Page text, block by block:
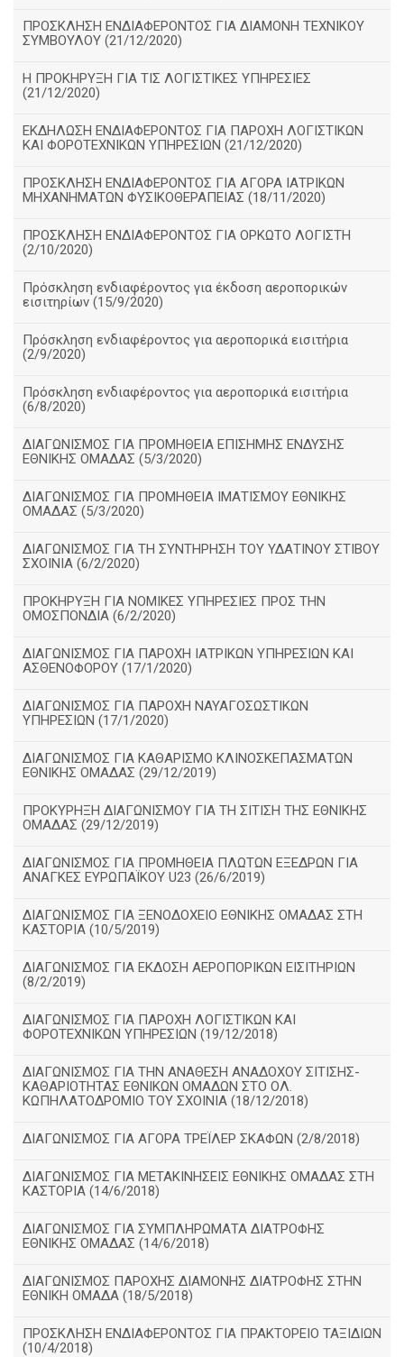
ΠΡΟΣΚΛΗΣΗ ΕΝΔΙΑΦΕΡΟΝΤΟΣ ΓΙΑ ΔΙΑΜΟΝΗ ΤΕΧΝΙΚΟΥ
ΣΥΜΒΟΥΛΟΥ (21/12/2020)
Η ΠΡΟΚΗΡΥΞΗ ΓΙΑ ΤΙΣ ΛΟΓΙΣΤΙΚΕΣ ΥΠΗΡΕΣΙΕΣ
(21/12/2020)
ΕΚΔΗΛΩΣΗ ΕΝΔΙΑΦΕΡΟΝΤΟΣ ΓΙΑ ΠΑΡΟΧΗ ΛΟΓΙΣΤΙΚΩΝ
ΚΑΙ ΦΟΡΟΤΕΧΝΙΚΩΝ ΥΠΗΡΕΣΙΩΝ (21/12/2020)
ΠΡΟΣΚΛΗΣΗ ΕΝΔΙΑΦΕΡΟΝΤΟΣ ΓΙΑ ΑΓΟΡΑ ΙΑΤΡΙΚΩΝ
ΜΗΧΑΝΗΜΑΤΩΝ ΦΥΣΙΚΟΘΕΡΑΠΕΙΑΣ (18/11/2020)
ΠΡΟΣΚΛΗΣΗ ΕΝΔΙΑΦΕΡΟΝΤΟΣ ΓΙΑ ΟΡΚΩΤΟ ΛΟΓΙΣΤΗ
(2/10/2020)
Πρόσκληση ενδιαφέροντος για έκδοση αεροπορικών
εισιτηρίων (15/9/2020)
Πρόσκληση ενδιαφέροντος για αεροπορικά εισιτήρια
(2/9/2020)
Πρόσκληση ενδιαφέροντος για αεροπορικά εισιτήρια
(6/8/2020)
ΔΙΑΓΩΝΙΣΜΟΣ ΓΙΑ ΠΡΟΜΗΘΕΙΑ ΕΠΙΣΗΜΗΣ ΕΝΔΥΣΗΣ
ΕΘΝΙΚΗΣ ΟΜΑΔΑΣ (5/3/2020)
ΔΙΑΓΩΝΙΣΜΟΣ ΓΙΑ ΠΡΟΜΗΘΕΙΑ ΙΜΑΤΙΣΜΟΥ ΕΘΝΙΚΗΣ
ΟΜΑΔΑΣ (5/3/2020)
ΔΙΑΓΩΝΙΣΜΟΣ ΓΙΑ ΤΗ ΣΥΝΤΗΡΗΣΗ ΤΟΥ ΥΔΑΤΙΝΟΥ ΣΤΙΒΟΥ
ΣΧΟΙΝΙΑ (6/2/2020)
ΠΡΟΚΗΡΥΞΗ ΓΙΑ ΝΟΜΙΚΕΣ ΥΠΗΡΕΣΙΕΣ ΠΡΟΣ ΤΗΝ
ΟΜΟΣΠΟΝΔΙΑ (6/2/2020)
ΔΙΑΓΩΝΙΣΜΟΣ ΓΙΑ ΠΑΡΟΧΗ ΙΑΤΡΙΚΩΝ ΥΠΗΡΕΣΙΩΝ ΚΑΙ
ΑΣΘΕΝΟΦΟΡΟΥ (17/1/2020)
ΔΙΑΓΩΝΙΣΜΟΣ ΓΙΑ ΠΑΡΟΧΗ ΝΑΥΑΓΟΣΩΣΤΙΚΩΝ
ΥΠΗΡΕΣΙΩΝ (17/1/2020)
ΔΙΑΓΩΝΙΣΜΟΣ ΓΙΑ ΚΑΘΑΡΙΣΜΟ ΚΛΙΝΟΣΚΕΠΑΣΜΑΤΩΝ
ΕΘΝΙΚΗΣ ΟΜΑΔΑΣ (29/12/2019)
ΠΡΟΚΥΡΗΞΗ ΔΙΑΓΩΝΙΣΜΟΥ ΓΙΑ ΤΗ ΣΙΤΙΣΗ ΤΗΣ ΕΘΝΙΚΗΣ
ΟΜΑΔΑΣ (29/12/2019)
ΔΙΑΓΩΝΙΣΜΟΣ ΓΙΑ ΠΡΟΜΗΘΕΙΑ ΠΛΩΤΩΝ ΕΞΕΔΡΩΝ ΓΙΑ
ΑΝΑΓΚΕΣ ΕΥΡΩΠΑΪΚΟΥ U23 (26/6/2019)
ΔΙΑΓΩΝΙΣΜΟΣ ΓΙΑ ΞΕΝΟΔΟΧΕΙΟ ΕΘΝΙΚΗΣ ΟΜΑΔΑΣ ΣΤΗ
ΚΑΣΤΟΡΙΑ (10/5/2019)
ΔΙΑΓΩΝΙΣΜΟΣ ΓΙΑ ΕΚΔΟΣΗ ΑΕΡΟΠΟΡΙΚΩΝ ΕΙΣΙΤΗΡΙΩΝ
(8/2/2019)
ΔΙΑΓΩΝΙΣΜΟΣ ΓΙΑ ΠΑΡΟΧΗ ΛΟΓΙΣΤΙΚΩΝ ΚΑΙ
ΦΟΡΟΤΕΧΝΙΚΩΝ ΥΠΗΡΕΣΙΩΝ (19/12/2018)
ΔΙΑΓΩΝIΣΜΟΣ ΓΙΑ ΤΗΝ ΑΝΑΘΕΣΗ ΑΝΑΔΟΧΟΥ ΣΙΤΙΣΗΣ-
ΚΑΘΑΡΙΟΤΗΤΑΣ ΕΘΝΙΚΩΝ ΟΜΑΔΩΝ ΣΤΟ ΟΛ.
ΚΩΠΗΛΑΤΟΔΡΟΜΙΟ ΤΟΥ ΣΧΟΙΝΙΑ (18/12/2018)
ΔΙΑΓΩΝΙΣΜΟΣ ΓΙΑ ΑΓΟΡΑ ΤΡΕΪΛΕΡ ΣΚΑΦΩΝ (2/8/2018)
ΔΙΑΓΩΝΙΣΜΟΣ ΓΙΑ ΜΕΤΑΚΙΝΗΣΕΙΣ ΕΘΝΙΚΗΣ ΟΜΑΔΑΣ ΣΤΗ
ΚΑΣΤΟΡΙΑ (14/6/2018)
ΔΙΑΓΩΝΙΣΜΟΣ ΓΙΑ ΣΥΜΠΛΗΡΩΜΑΤΑ ΔΙΑΤΡΟΦΗΣ
ΕΘΝΙΚΗΣ ΟΜΑΔΑΣ (14/6/2018)
ΔΙΑΓΩΝΙΣΜΟΣ ΠΑΡΟΧΗΣ ΔΙΑΜΟΝΗΣ ΔΙΑΤΡΟΦΗΣ ΣΤΗΝ
ΕΘΝΙΚΗ ΟΜΑΔΑ (18/5/2018)
ΠΡΟΣΚΛΗΣΗ ΕΝΔΙΑΦΕΡΟΝΤΟΣ ΓΙΑ ΠΡΑΚΤΟΡΕΙΟ ΤΑΞΙΔΙΩΝ
(10/4/2018)